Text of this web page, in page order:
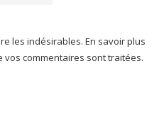
les indésirables. En savoir plus
commentaires sont traitées.